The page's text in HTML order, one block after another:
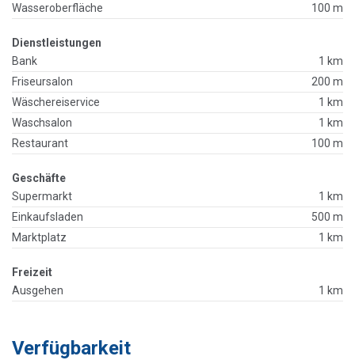
Wasseroberfläche
100 m
Dienstleistungen
Bank
1 km
Friseursalon
200 m
Wäschereiservice
1 km
Waschsalon
1 km
Restaurant
100 m
Geschäfte
Supermarkt
1 km
Einkaufsladen
500 m
Marktplatz
1 km
Freizeit
Ausgehen
1 km
Verfügbarkeit